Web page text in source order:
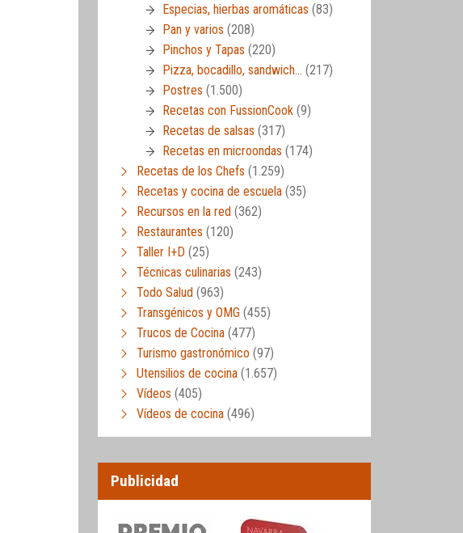
Especias, hierbas aromáticas (83)
Pan y varios (208)
Pinchos y Tapas (220)
Pizza, bocadillo, sandwich… (217)
Postres (1.500)
Recetas con FussionCook (9)
Recetas de salsas (317)
Recetas en microondas (174)
Recetas de los Chefs (1.259)
Recetas y cocina de escuela (35)
Recursos en la red (362)
Restaurantes (120)
Taller I+D (25)
Técnicas culinarias (243)
Todo Salud (963)
Transgénicos y OMG (455)
Trucos de Cocina (477)
Turismo gastronómico (97)
Utensilios de cocina (1.657)
Vídeos (405)
Vídeos de cocina (496)
Publicidad